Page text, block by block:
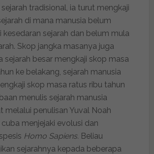
tradisional, ia turut mengkaji
di mana manusia belum
kesedaran sejarah dan belum mula
Skop jangka masanya juga
sejarah besar mengkaji skop masa
ke belakang, sejarah manusia
skop masa ratus ribu tahun
menulis sejarah manusia
melalui penulisan Yuval Noah
cuba menjejaki evolusi dan
Homo Sapiens. Beliau
sejarahnya kepada beberapa